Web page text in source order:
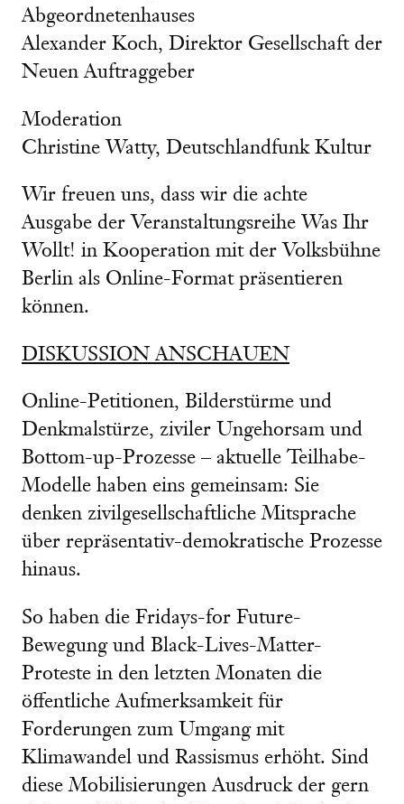
Abgeordnetenhauses
Alexander Koch, Direktor Gesellschaft der
Neuen Auftraggeber
Moderation
Christine Watty, Deutschlandfunk Kultur
Wir freuen uns, dass wir die achte
Ausgabe der Veranstaltungsreihe Was Ihr
Wollt! in Kooperation mit der Volksbühne
Berlin als Online-Format präsentieren
können.
DISKUSSION ANSCHAUEN
Online-Petitionen, Bilderstürme und
Denkmalstürze, ziviler Ungehorsam und
Bottom-up-Prozesse – aktuelle Teilhabe-
Modelle haben eins gemeinsam: Sie
denken zivilgesellschaftliche Mitsprache
über repräsentativ-demokratische Prozesse
hinaus.
So haben die Fridays-for Future-
Bewegung und Black-Lives-Matter-
Proteste in den letzten Monaten die
öffentliche Aufmerksamkeit für
Forderungen zum Umgang mit
Klimawandel und Rassismus erhöht. Sind
diese Mobilisierungen Ausdruck der gern